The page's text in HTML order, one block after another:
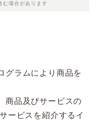
む場合があります
グラムにより商品を
商品及びサービスの
ービスを紹介するイ